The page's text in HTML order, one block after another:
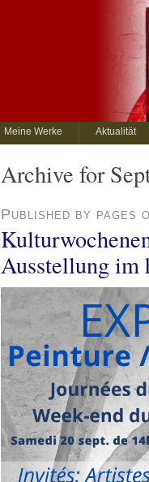
Meine Werke Aktualität
Archive for
Published by pages
Ausstellung im